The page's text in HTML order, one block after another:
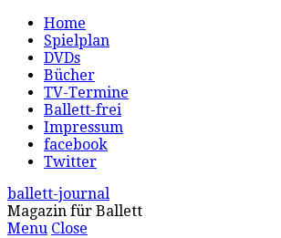
Home
Spielplan
DVDs
Bücher
TV-Termine
Ballett-frei
Impressum
facebook
Twitter
ballett-journal
Magazin für Ballett
Menu Close